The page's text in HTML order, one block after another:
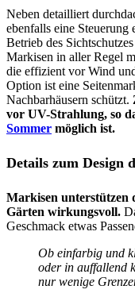
Neben detailliert
ebenfalls eine Steuerung
Betrieb des
Markisen in aller Regel
die effizient vor Wind
Option ist eine
Nachbarhäusern schützt.
vor UV-Strahlung, so
Sommer möglich ist.
Details zum Design
Markisen unterstützen
Gärten wirkungsvoll.
Geschmack etwas
Ob einfarbig und
oder in auffallend
nur wenige